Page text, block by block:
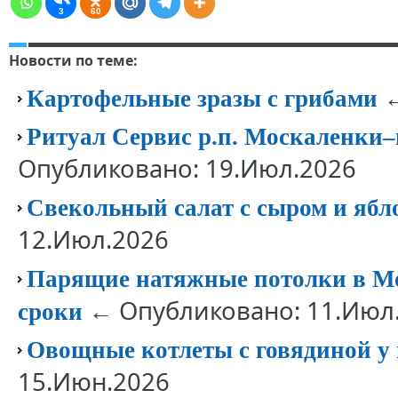
3 60
Новости по теме:
Картофельные зразы с грибами
Ритуал Сервис р.п.
Опубликовано: 19.Июл.2026
Свекольный салат с сыром и
12.Июл.2026
Парящие натяжные потолки в
сроки ← Опубликовано:
Овощные котлеты с говядиной у
15.Июн.2026